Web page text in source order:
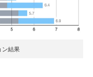
結果